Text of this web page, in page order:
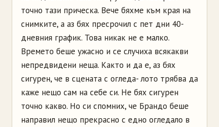
точно тази прическа. Вече бяхме към края на
снимките, а аз бях пресрочил с пет дни 40-
дневния график. Това никак не е малко.
Времето беше ужасно и се случиха всякакви
непредвидени неща. Както и да е, аз бях
сигурен, че в сцената с огледа- лото трябва да
каже нещо сам на себе си. Не бях сигурен
точно какво. Но си спомних, че Брандо беше
направил нещо прекрасно с едно огледало в